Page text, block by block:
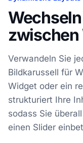
Verwandeln Sie
Bildkarussell für
Widget oder ein
strukturiert Ihre
sodass Sie
einen Slider